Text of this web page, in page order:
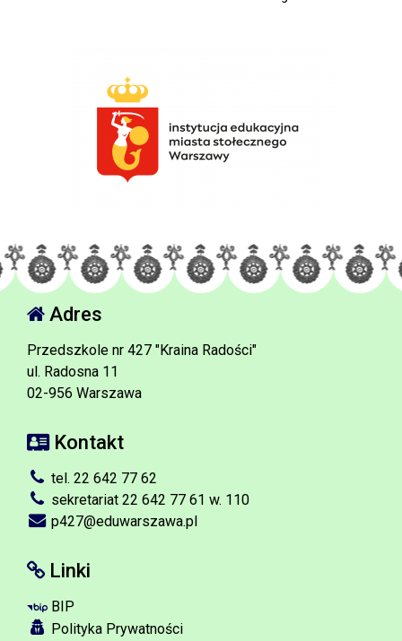
Adres
Przedszkole nr 427 "Kraina Radości"
ul. Radosna 11
02-956 Warszawa
Kontakt
tel. 22 642 77 62
sekretariat 22 642 77 61 w. 110
p427@eduwarszawa.pl
Linki
BIP
Polityka Prywatności